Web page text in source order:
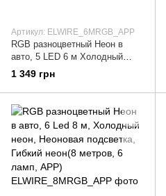
Артикул: ELWIRE_6MRGB_APP
RGB разноцветный Неон в
авто, 5 LED 6 м Холодный
неон, Неоновая подсветка,
Гибкий неон(6 метров, 5 ламп,
APP)
1 349 грн